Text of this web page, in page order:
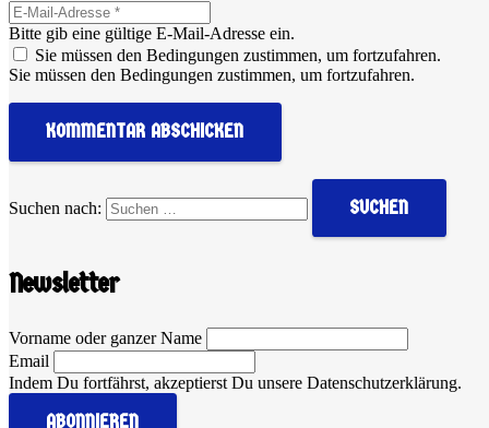
Bitte gib eine gültige E-Mail-Adresse ein.
Sie müssen den Bedingungen zustimmen, um fortzufahren.
Sie müssen den Bedingungen zustimmen, um fortzufahren.
KOMMENTAR ABSCHICKEN
Suchen nach:
Newsletter
Vorname oder ganzer Name
Email
Indem Du fortfährst, akzeptierst Du unsere Datenschutzerklärung.